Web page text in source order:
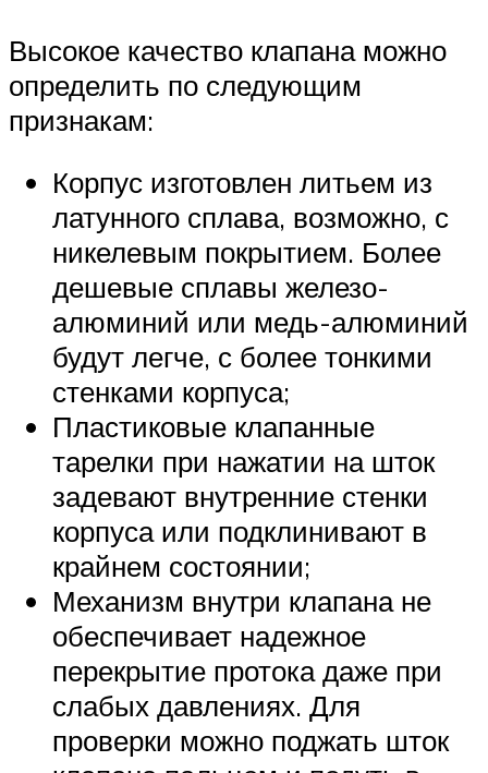
Высокое качество клапана можно
определить по следующим
признакам:
Корпус изготовлен литьем из
латунного сплава, возможно, с
никелевым покрытием. Более
дешевые сплавы железо-
алюминий или медь-алюминий
будут легче, с более тонкими
стенками корпуса;
Пластиковые клапанные
тарелки при нажатии на шток
задевают внутренние стенки
корпуса или подклинивают в
крайнем состоянии;
Механизм внутри клапана не
обеспечивает надежное
перекрытие протока даже при
слабых давлениях. Для
проверки можно поджать шток